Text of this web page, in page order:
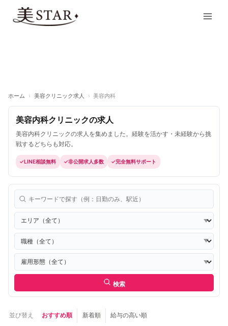
ホーム › 美容クリニック求人 › 美容内科
美容内科クリニックの求人
美容内科クリニックの求人を集めました。経験を活かす・未経験から挑
戦するどちらも対応。
LINE相談無料 非公開求人多数 完全無料サポート
検索
並び替え おすすめ順 新着順 給与の高い順